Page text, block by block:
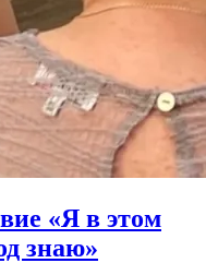
«Я в этом
знаю»